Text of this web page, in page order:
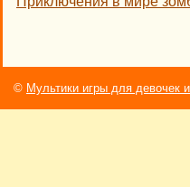
© Мультики игры для девочек